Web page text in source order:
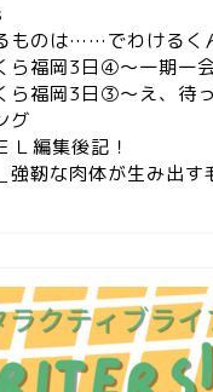
ものは……でわけるく
ら福岡3日④～一期一
ら福岡3日③～え、待
グ
編集後記！
強靭な肉体が生み出す